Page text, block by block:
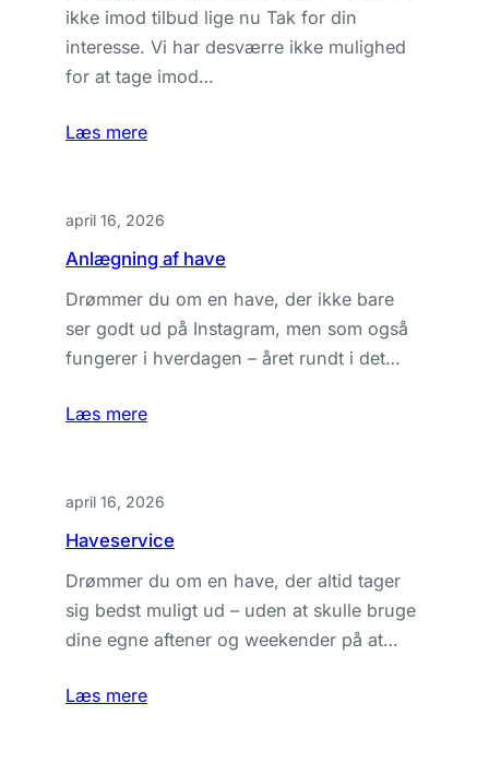
ikke imod tilbud lige nu Tak for din
interesse. Vi har desværre ikke mulighed
for at tage imod…
Læs mere
april 16, 2026
Anlægning af have
Drømmer du om en have, der ikke bare
ser godt ud på Instagram, men som også
fungerer i hverdagen – året rundt i det…
Læs mere
april 16, 2026
Haveservice
Drømmer du om en have, der altid tager
sig bedst muligt ud – uden at skulle bruge
dine egne aftener og weekender på at…
Læs mere